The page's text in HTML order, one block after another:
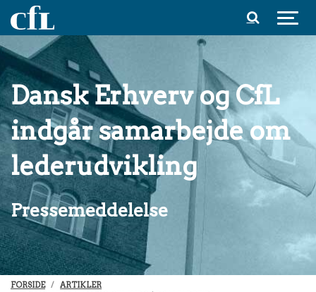
Spring til indhold
Dansk Erhverv og CfL
indgår samarbejde om
lederudvikling
Pressemeddelelse
FORSIDE
ARTIKLER